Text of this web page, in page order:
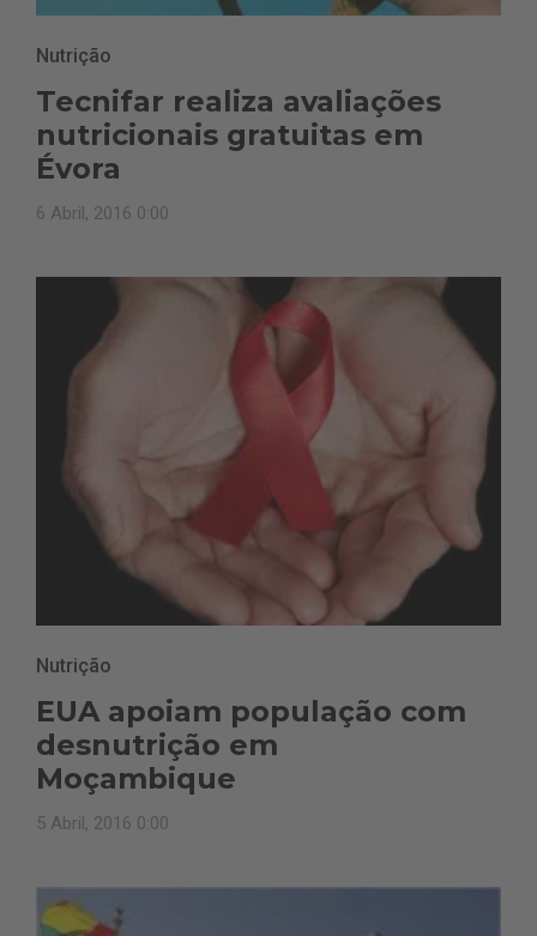
Nutrição
Tecnifar realiza avaliações
nutricionais gratuitas em
Évora
6 Abril, 2016 0:00
Nutrição
EUA apoiam população com
desnutrição em
Moçambique
5 Abril, 2016 0:00